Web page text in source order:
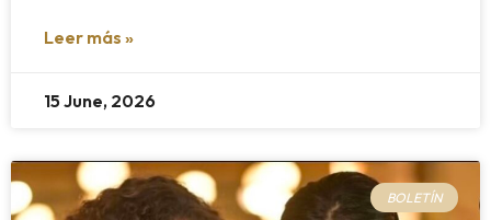
Leer más »
15 June, 2026
BOLETÍN